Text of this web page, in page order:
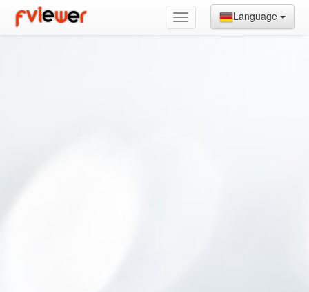
Language